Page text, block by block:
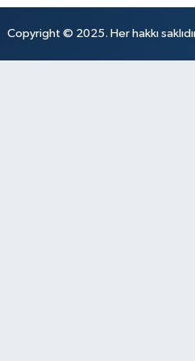
Copyright © 2025. Her hakkı